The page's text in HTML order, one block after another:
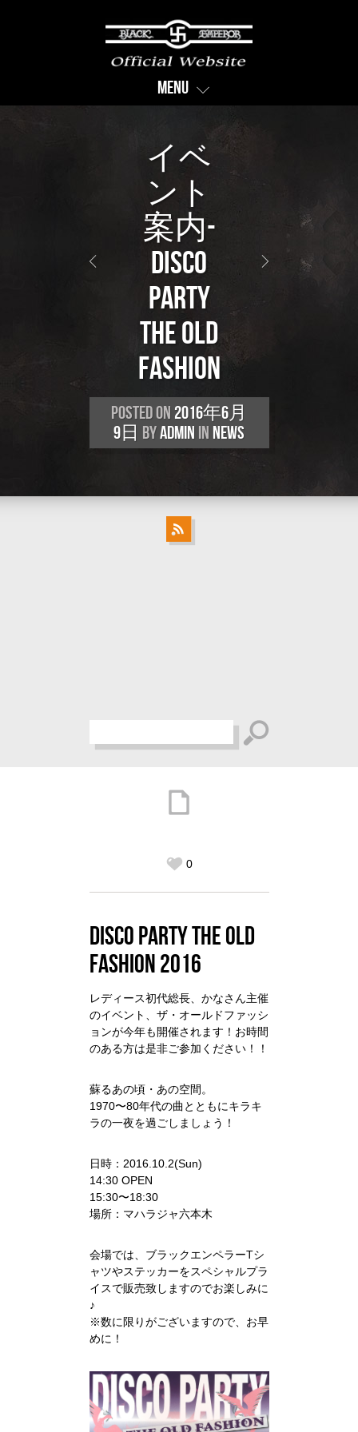
Menu
イベ
ント
案内-
DISCO
PARTY
THE OLD
FASHION
Posted on 2016年6月
9日 byAdmin in NEWS
0
DISCO PARTY THE OLD
FASHION 2016
レディース初代総長、かなさん主催
のイベント、ザ・オールドファッシ
ョンが今年も開催されます！お時間
のある方は是非ご参加ください！！
蘇るあの頃・あの空間。
1970〜80年代の曲とともにキラキ
ラの一夜を過ごしましょう！
日時：2016.10.2(Sun)
14:30 OPEN
15:30〜18:30
場所：マハラジャ六本木
会場では、ブラックエンペラーTシ
ャツやステッカーをスペシャルプラ
イスで販売致しますのでお楽しみに
♪
※数に限りがございますので、お早
めに！